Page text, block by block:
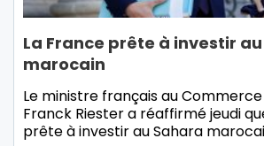
La France prête à investir
marocain
Le ministre français au
Franck Riester a réaffirmé jeudi
prête à investir au Sahara